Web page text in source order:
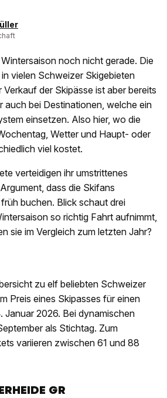
noch nicht gerade. Die
vielen Schweizer Skigebieten
Verkauf der Skipässe ist aber bereits
auch bei Destinationen, welche ein
einsetzen. Also hier, wo die
Wetter und Haupt- oder
viel kostet.
verteidigen ihr umstrittenes
dass die Skifans
buchen. Blick schaut drei
so richtig Fahrt aufnimmt,
sie im Vergleich zum letzten Jahr?
zu elf beliebten Schweizer
Preis eines Skipasses für einen
Januar 2026. Bei dynamischen
als Stichtag. Zum
variieren zwischen 61 und 88
GR